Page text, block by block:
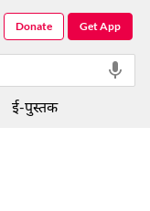
Get App
Donate
ई-पुस्तक